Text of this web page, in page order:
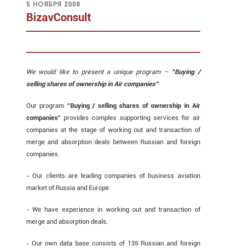
5 ноября 2008
BizavConsult
We would like to present a unique program – “Buying /
selling shares of ownership in Air companies”
Our program “Buying / selling shares of ownership in Air
companies” provides complex supporting services for air
companies at the stage of working out and transaction of
merge and absorption deals between Russian and foreign
companies.
- Our clients are leading companies of business aviation
market of Russia and Europe.
- We have experience in working out and transaction of
merge and absorption deals.
- Our own data base consists of 135 Russian and foreign